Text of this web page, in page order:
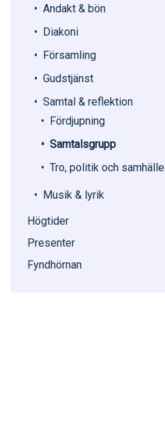
Andakt & bön
Diakoni
Församling
Gudstjänst
Samtal & reflektion
Fördjupning
Samtalsgrupp
Tro, politik och samhälle
Musik & lyrik
Högtider
Presenter
Fyndhörnan